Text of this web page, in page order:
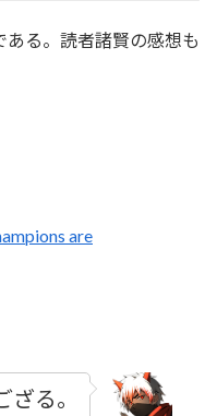
る。読者諸賢の感想も
are
る。